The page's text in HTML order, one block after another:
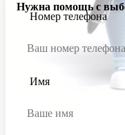
Нужна помощь с
Номер телефона
Имя